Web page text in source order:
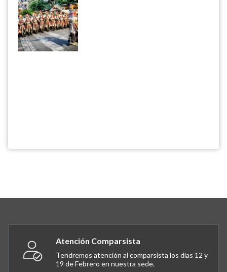
Atención Comparsista
Tendremos atención al comparsista los días 12 y
19 de Febrero en nuestra sede.